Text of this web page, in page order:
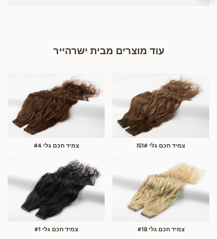
עוד מוצרים מבית ישרהייר
צמיד חכם גלי #IS1 צמיד חכם גלי #4
צמיד חכם גלי #18 צמיד חכם גלי #1